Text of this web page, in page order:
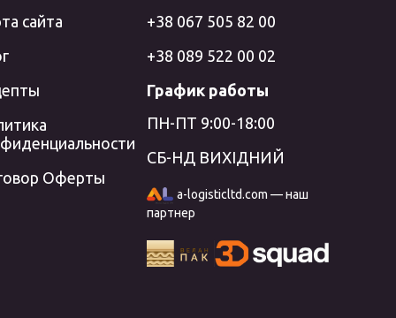
сайта
Оферты
+38 067 505 82 00
+38 089 522 00 02
График работы
ПН-ПТ 9:00-18:00
СБ-НД ВИХІДНИЙ
a-logisticltd.com — наш
партнер